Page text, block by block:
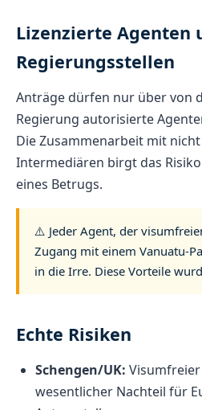
Lizenzierte Agenten
Regierungsstellen
Anträge dürfen nur über von
Regierung autorisierte
Die Zusammenarbeit mit
Intermediären birgt das
eines Betrugs.
⚠️ Jeder Agent, der
Zugang mit einem Vanuatu-
in die Irre. Diese Vorteile
Echte Risiken
Schengen/UK:
wesentlicher Nachteil für